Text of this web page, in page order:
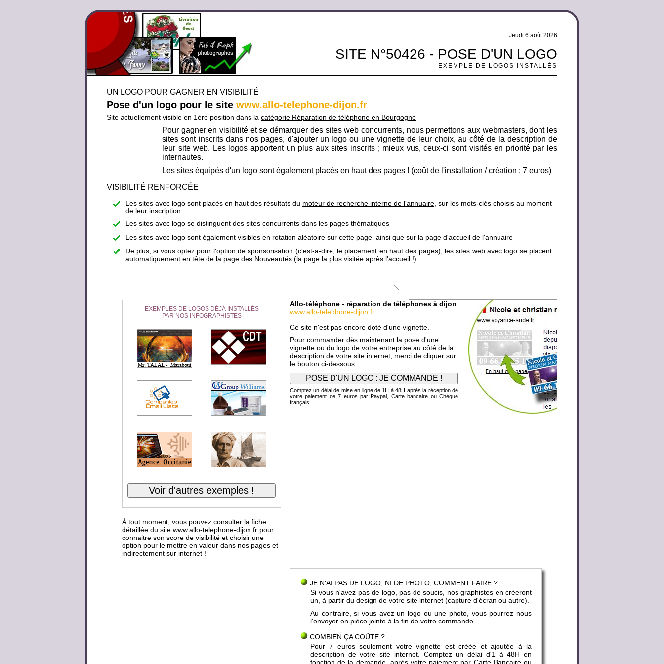
Jeudi 6 août 2026
SITE N°50426 - POSE D'UN LOGO
EXEMPLE DE LOGOS INSTALLÉS
UN LOGO POUR GAGNER EN VISIBILITÉ
Pose d'un logo pour le site www.allo-telephone-dijon.fr
Site actuellement visible en 1ère position dans la catégorie Réparation de téléphone en Bourgogne
Pour gagner en visibilité et se démarquer des sites web concurrents, nous permettons aux webmasters, dont les
sites sont inscrits dans nos pages, d'ajouter un logo ou une vignette de leur choix, au côté de la description de
leur site web. Les logos apportent un plus aux sites inscrits ; mieux vus, ceux-ci sont visités en priorité par les
internautes.
Les sites équipés d'un logo sont également placés en haut des pages ! (coût de l'installation / création : 7 euros)
VISIBILITÉ RENFORCÉE
Les sites avec logo sont placés en haut des résultats du moteur de recherche interne de l'annuaire, sur les mots-clés choisis au moment
de leur inscription
Les sites avec logo se distinguent des sites concurrents dans les pages thématiques
Les sites avec logo sont également visibles en rotation aléatoire sur cette page, ainsi que sur la page d'accueil de l'annuaire
De plus, si vous optez pour l'option de sponsorisation (c'est-à-dire, le placement en haut des pages), les sites web avec logo se placent
automatiquement en tête de la page des Nouveautés (la page la plus visitée après l'accueil !).
EXEMPLES DE LOGOS DÉJÀ INSTALLÉS
PAR NOS INFOGRAPHISTES
À tout moment, vous pouvez consulter la fiche
détaillée du site www.allo-telephone-dijon.fr pour
connaitre son score de visibilité et choisir une
option pour le mettre en valeur dans nos pages et
indirectement sur internet !
Allo-téléphone - réparation de téléphones à dijon
www.allo-telephone-dijon.fr
Ce site n'est pas encore doté d'une vignette.
Pour commander dès maintenant la pose d'une
vignette ou du logo de votre entreprise au côté de la
description de votre site internet, merci de cliquer sur
le bouton ci-dessous :
Comptez un délai de mise en ligne de 1H à 48H après la réception de
votre paiement de 7 euros par Paypal, Carte bancaire ou Chèque
français..
JE N'AI PAS DE LOGO, NI DE PHOTO, COMMENT FAIRE ?
Si vous n'avez pas de logo, pas de soucis, nos graphistes en créeront
un, à partir du design de votre site internet (capture d'écran ou autre).
Au contraire, si vous avez un logo ou une photo, vous pourrez nous
l'envoyer en pièce jointe à la fin de votre commande.
COMBIEN ÇA COÛTE ?
Pour 7 euros seulement votre vignette est créée et ajoutée à la
description de votre site internet. Comptez un délai d'1 à 48H en
fonction de la demande, après votre paiement par Carte Bancaire ou